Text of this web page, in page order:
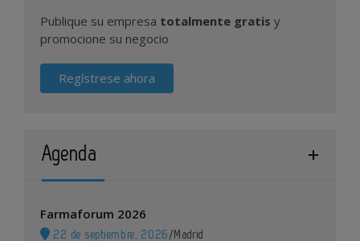
Publique su empresa totalmente gratis y
promocione su negocio
Regístrese ahora
Agenda
Farmaforum 2026
22 de septiembre, 2026 / Madrid